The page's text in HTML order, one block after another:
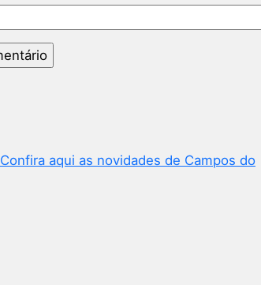
Confira aqui as novidades de Campos do